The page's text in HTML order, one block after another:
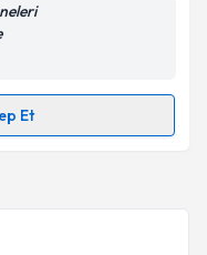
belirtilen
ediyorum.
Et
posta ile